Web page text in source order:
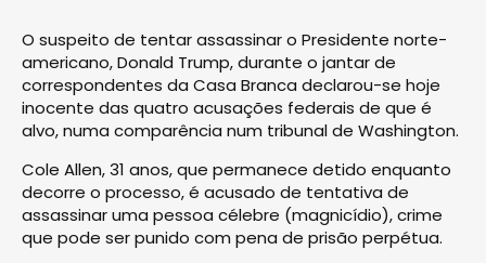
O suspeito de tentar assassinar o Presidente norte-
americano, Donald Trump, durante o jantar de
correspondentes da Casa Branca declarou-se hoje
inocente das quatro acusações federais de que é
alvo, numa comparência num tribunal de Washington.
Cole Allen, 31 anos, que permanece detido enquanto
decorre o processo, é acusado de tentativa de
assassinar uma pessoa célebre (magnicídio), crime
que pode ser punido com pena de prisão perpétua.